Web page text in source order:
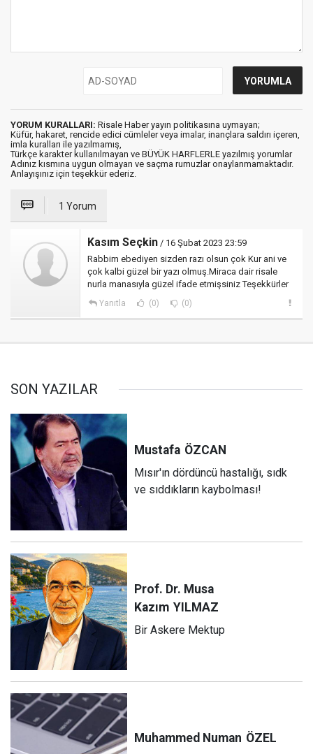
YORUM KURALLARI: Risale Haber yayın politikasına uymayan;
Küfür, hakaret, rencide edici cümleler veya imalar, inançlara saldırı içeren,
imla kuralları ile yazılmamış,
Türkçe karakter kullanılmayan ve BÜYÜK HARFLERLE yazılmış yorumlar
Adınız kısmına uygun olmayan ve saçma rumuzlar onaylanmamaktadır.
Anlayışınız için teşekkür ederiz.
1 Yorum
Kasım Seçkin / 16 Şubat 2023 23:59
Rabbim ebediyen sizden razı olsun çok Kur ani ve
çok kalbi güzel bir yazı olmuş.Miraca dair risale
nurla manasıyla güzel ifade etmişsiniz Teşekkürler
Yanıtla (0) (0)
SON YAZILAR
Mustafa ÖZCAN
Mısır'ın dördüncü hastalığı, sıdk
ve sıddıkların kaybolması!
Prof. Dr. Musa
Kazım YILMAZ
Bir Askere Mektup
Muhammed Numan ÖZEL